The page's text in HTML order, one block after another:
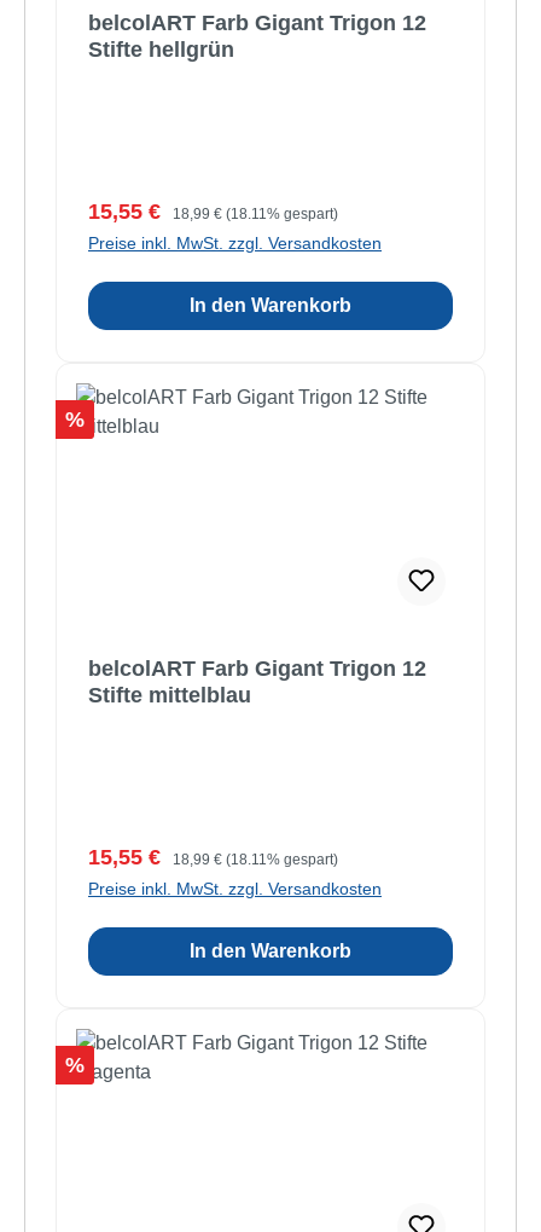
belcolART Farb Gigant Trigon 12
Stifte hellgrün
Verkaufspreis:
15,55 € Regulärer Preis:
18,99 € (18.11% gespart)
Preise inkl. MwSt. zzgl. Versandkosten
In den Warenkorb
Rabatt
%
belcolART Farb Gigant Trigon 12
Stifte mittelblau
Verkaufspreis:
15,55 € Regulärer Preis:
18,99 € (18.11% gespart)
Preise inkl. MwSt. zzgl. Versandkosten
In den Warenkorb
Rabatt
%